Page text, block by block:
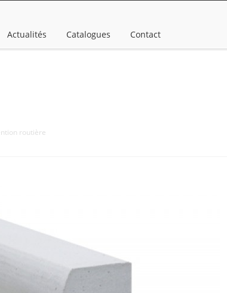
Actualités Catalogues Contact
routière